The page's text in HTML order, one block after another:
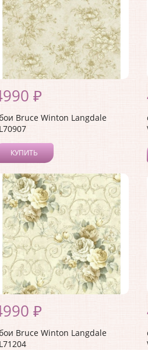
₽
Bruce Winton Langdale
КУПИТЬ
₽
Bruce Winton Langdale